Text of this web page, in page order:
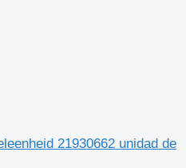
21930662 unidad de